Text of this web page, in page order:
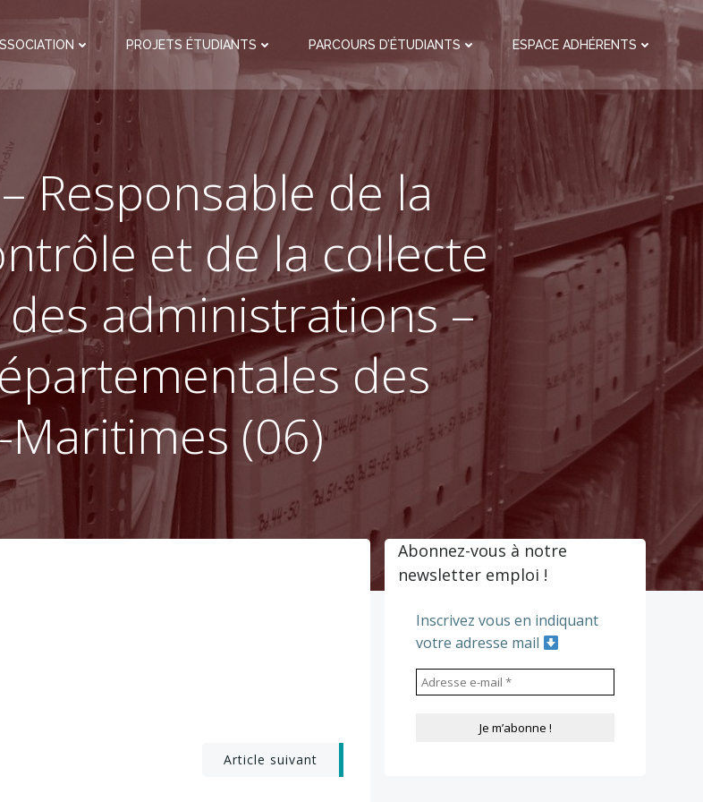
PROJETS ÉTUDIANTS PARCOURS D’ÉTUDIANTS ESPACE ADHÉRENTS
Responsable de la
et de la collecte
administrations –
des
Maritimes (06)
Article suivant
Abonnez-vous à notre
newsletter emploi !
Inscrivez vous en indiquant
votre adresse mail